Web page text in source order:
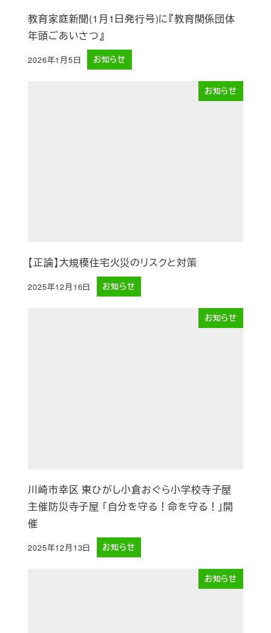
教育家庭新聞(1月1日発行号)に『教育関係団体
年頭ごあいさつ』
投稿日
2026年1月5日 お知らせ
お知らせ
【正論】大規模住宅火災のリスクと対策
投稿日
2025年12月16日 お知らせ
お知らせ
川崎市幸区 東ひがし小倉おぐら小学校寺子屋
主催防災寺子屋 「自分を守る！命を守る！」開
催
投稿日
2025年12月13日 お知らせ
お知らせ